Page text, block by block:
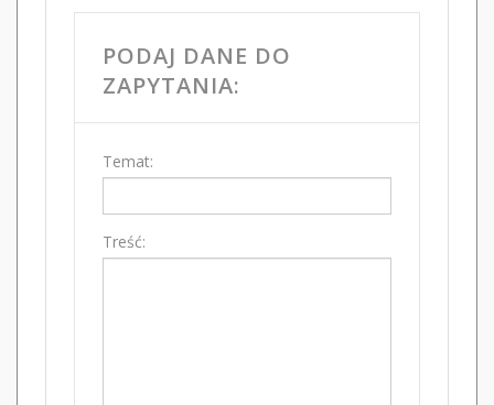
PODAJ DANE DO
ZAPYTANIA:
Temat:
Treść: